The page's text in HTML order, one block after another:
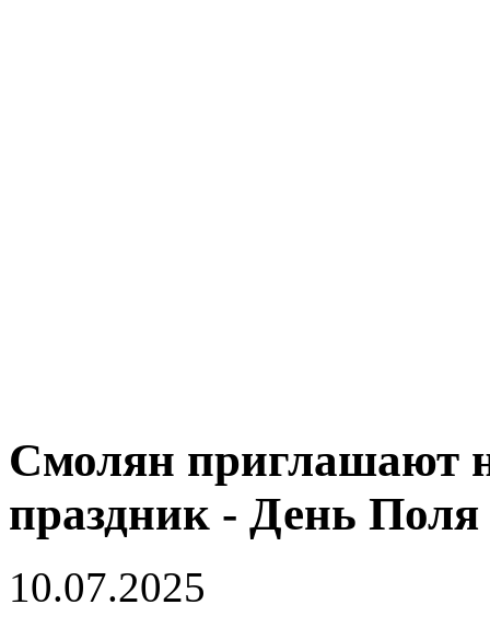
Смолян приглашают
праздник - День
10.07.2025